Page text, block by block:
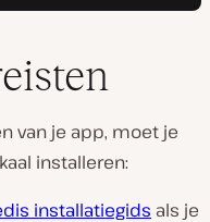
van je app, moet je
installeren:
installatiegids als je